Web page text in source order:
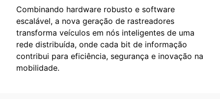
Combinando hardware robusto e software
escalável, a nova geração de rastreadores
transforma veículos em nós inteligentes de uma
rede distribuída, onde cada bit de informação
contribui para eficiência, segurança e inovação na
mobilidade.